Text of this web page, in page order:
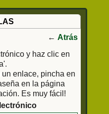
← Atrás
y haz clic en
enlace, pincha en
en la página
Es muy fácil!